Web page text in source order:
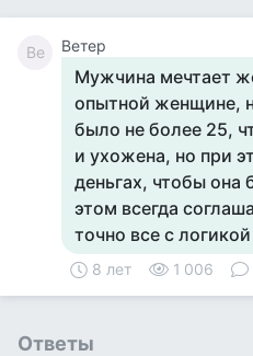
Ве Ветер
Мужчина мечтает
опытной женщине,
было не более 25,
и ухожена, но при
деньгах, чтобы она
этом всегда
точно все с
8 лет 1 006
Ответы